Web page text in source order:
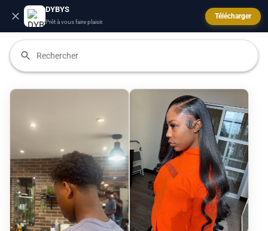
DYBYS
Prêt à vous faire plaisir.
Télécharger